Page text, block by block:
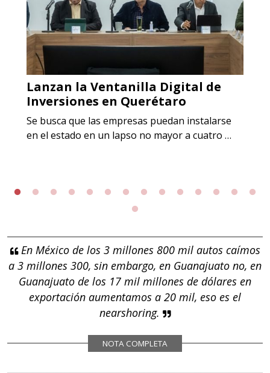
Lanzan la Ventanilla Digital de
Inversiones en Querétaro
Se busca que las empresas puedan instalarse
en el estado en un lapso no mayor a cuatro …
En México de los 3 millones 800 mil autos caímos
a 3 millones 300, sin embargo, en Guanajuato no, en
Guanajuato de los 17 mil millones de dólares en
exportación aumentamos a 20 mil, eso es el
nearshoring.
NOTA COMPLETA